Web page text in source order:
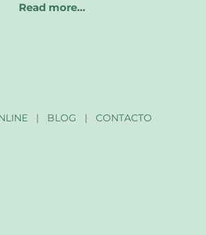
Read more…
| BLOG | CONTACTO